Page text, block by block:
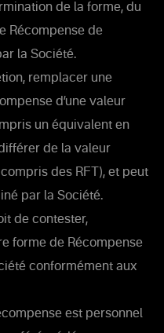
de la forme, du
Récompense de
la Société.
remplacer une
d’une valeur
un équivalent en
de la valeur
des RFT), et peut
par la Société.
de contester,
forme de Récompense
conformément aux
est personnel